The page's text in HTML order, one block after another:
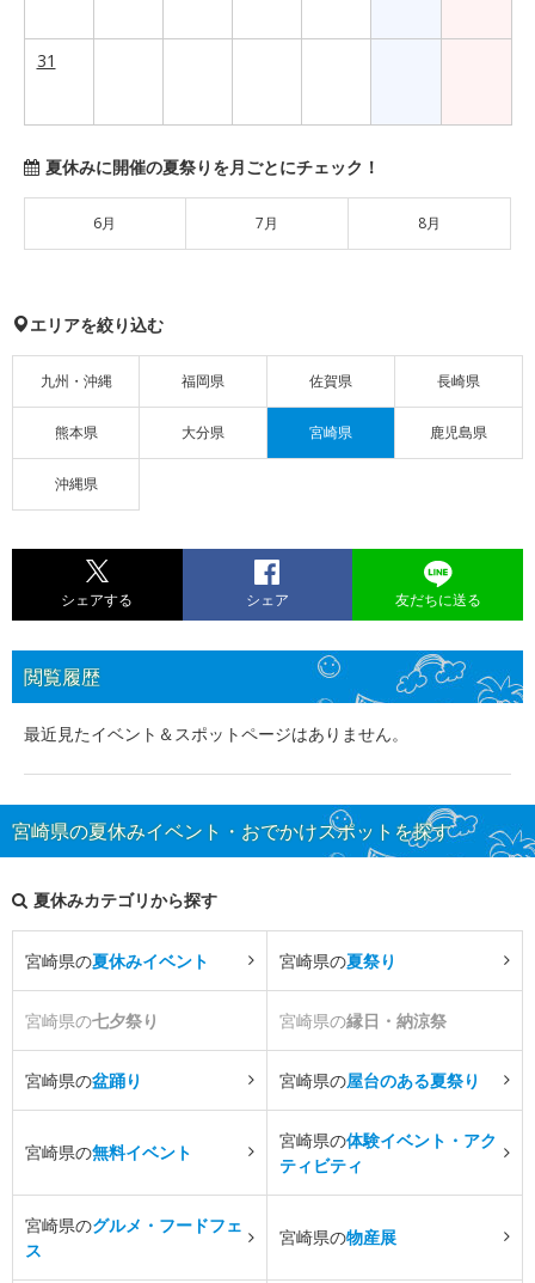
31
夏休みに開催の夏祭りを月ごとにチェック！
6月 7月 8月
エリアを絞り込む
九州・沖縄 福岡県 佐賀県 長崎県
熊本県 大分県 宮崎県 鹿児島県
沖縄県
シェアする シェア 友だちに送る
閲覧履歴
最近見たイベント＆スポットページはありません。
宮崎県の夏休みイベント・おでかけスポットを探す
夏休みカテゴリから探す
宮崎県の夏休みイベント 宮崎県の夏祭り
宮崎県の七夕祭り 宮崎県の縁日・納涼祭
宮崎県の盆踊り 宮崎県の屋台のある夏祭り
宮崎県の無料イベント
宮崎県の体験イベント・アク
ティビティ
宮崎県のグルメ・フードフェ
ス
宮崎県の物産展